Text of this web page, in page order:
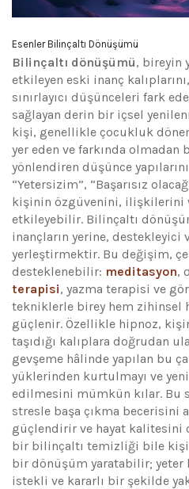
Esenler Bilinçaltı Dönüşümü
Bilinçaltı dönüşümü, bireyin
etkileyen eski inanç
sınırlayıcı düşünceleri fark
sağlayan derin bir içsel
kişi, genellikle çocukluk
yer eden ve farkında olmadan
yönlendiren düşünce
“Yetersizim”, “Başarısız
kişinin özgüvenini, ilişkilerini
etkileyebilir. Bilinçaltı
inançların yerine,
yerleştirmektir. Bu değişim,
desteklenebilir: meditasyon,
terapisi, yazma terapisi ve
tekniklerle birey hem zihinsel
güçlenir. Özellikle hipnoz,
taşıdığı kalıplara doğrudan
gevşeme hâlinde yapılan bu
yüklerinden kurtulmayı ve
edilmesini mümkün kılar. Bu
stresle başa çıkma becerisini
güçlendirir ve hayat kalitesini
bir bilinçaltı temizliği bile
bir dönüşüm yaratabilir; yeter
istekli ve kararlı bir şekilde